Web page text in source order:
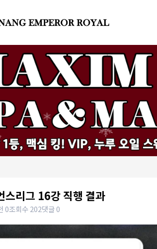
리그 16강 직행 결과
0조회수 202댓글 0